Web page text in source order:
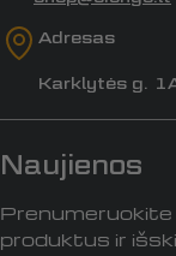
Adresas
Karklytės g.
Naujienos
Prenumeruokite
produktus ir